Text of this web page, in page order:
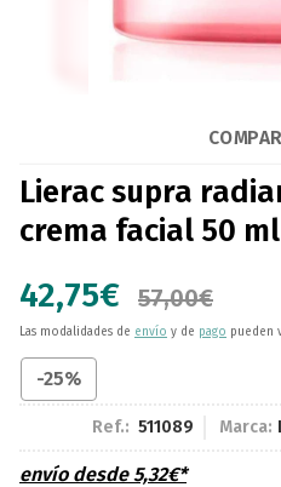
Lierac supra
crema facial 50 ml
42,75€ 57,00€
Las modalidades de envío y de pago pueden
-25%
Ref.: 511089 Marca:
envío desde5,32€*